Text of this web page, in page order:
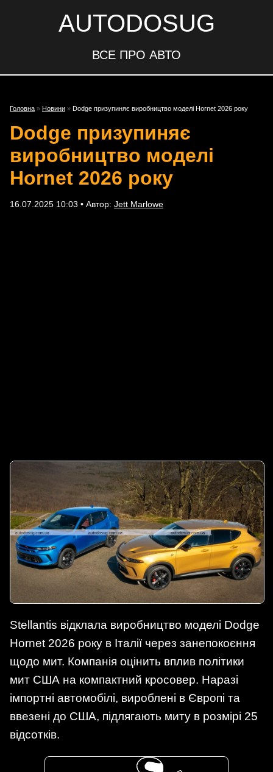
AUTODOSUG
ВСЕ ПРО АВТО
Головна » Новини » Dodge призупиняє виробництво моделі Hornet 2026 року
Dodge призупиняє
виробництво моделі
Hornet 2026 року
16.07.2025 10:03 • Автор: Jett Marlowe
Stellantis відклала виробництво моделі Dodge
Hornet 2026 року в Італії через занепокоєння
щодо мит. Компанія оцінить вплив політики
мит США на компактний кросовер. Наразі
імпортні автомобілі, вироблені в Європі та
ввезені до США, підлягають миту в розмірі 25
відсотків.